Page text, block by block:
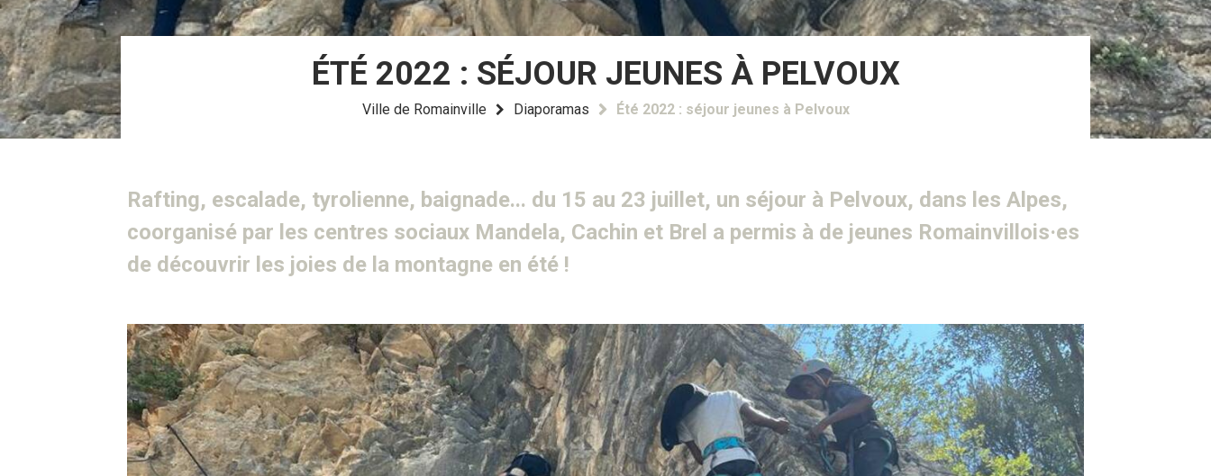
ÉTÉ 2022 : SÉJOUR JEUNES À PELVOUX
Ville de Romainville Diaporamas Été 2022 : séjour jeunes à Pelvoux
Rafting, escalade, tyrolienne, baignade... du 15 au 23 juillet, un séjour à Pelvoux, dans les Alpes,
coorganisé par les centres sociaux Mandela, Cachin et Brel a permis à de jeunes Romainvillois·es
de découvrir les joies de la montagne en été !